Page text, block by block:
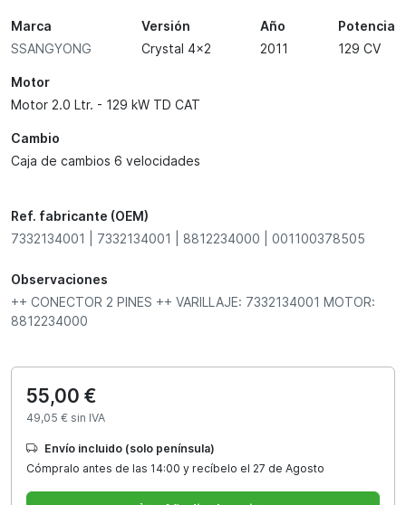
Marca
SSANGYONG
Versión
Crystal 4x2
Año
2011
Potencia
129 CV
Motor
Motor 2.0 Ltr. - 129 kW TD CAT
Cambio
Caja de cambios 6 velocidades
Ref. fabricante (OEM)
7332134001 | 7332134001 | 8812234000 | 001100378505
Observaciones
++ CONECTOR 2 PINES ++ VARILLAJE: 7332134001 MOTOR:
8812234000
55,00 €
49,05 € sin IVA
Envío incluido (solo península)
Cómpralo antes de las 14:00 y recíbelo el 27 de Agosto